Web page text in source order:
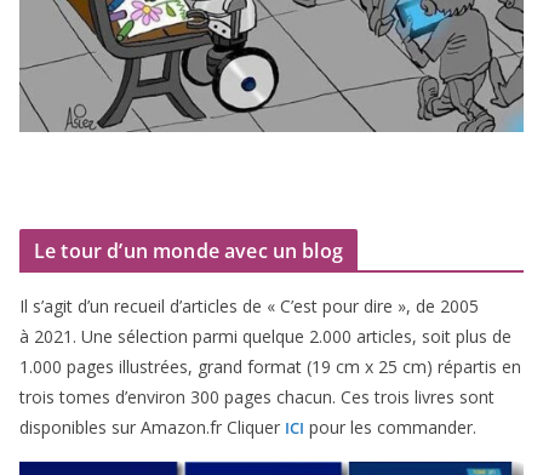
Le tour d’un monde avec un blog
Il s’agit d’un recueil d’ar­ticles de « C’est pour dire », de 2005
à 2021 . Une sélec­tion par­mi quelque 2.000 articles, soit plus de
1 .000 pages illus­trées, grand for­mat (19 cm x 25 cm) répar­tis en
trois tomes d’environ 300 pages cha­cun. Ces trois livres sont
dis­po­nibles sur Amazon​.fr Cliquer ICI pour les commander.